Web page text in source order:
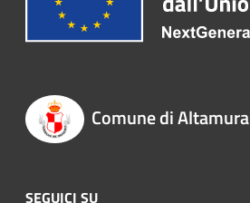
Comune di Altamura
SEGUICI SU